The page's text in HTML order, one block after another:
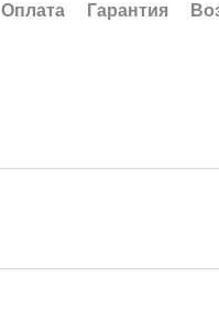
Оплата Гарантия